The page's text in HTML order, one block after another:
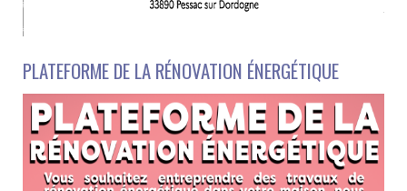
PLATEFORME DE LA RÉNOVATION ÉNERGÉTIQUE